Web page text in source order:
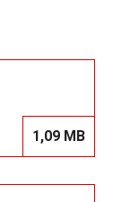
1,09 MB